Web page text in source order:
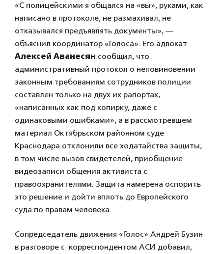
«С полицейскими я общался на «вы», руками, как
написано в протоколе, не размахивал, не
отказывался предъявлять документы», —
объяснил координатор «Голоса». Его адвокат
Алексей Аванесян сообщил, что
административный протокол о неповиновении
законным требованиям сотрудников полиции
составлен только на двух их рапортах,
«написанных как под копирку, даже с
одинаковыми ошибками», а в рассмотревшем
материал Октябрьском районном суде
Краснодара отклонили все ходатайства защиты,
в том числе вызов свидетелей, приобщение
видеозаписи общения активиста с
правоохранителями. Защита намерена оспорить
это решение и дойти вплоть до Европейского
суда по правам человека.
Сопредседатель движения «Голос» Андрей Бузин
в разговоре с корреспондентом АСИ добавил,